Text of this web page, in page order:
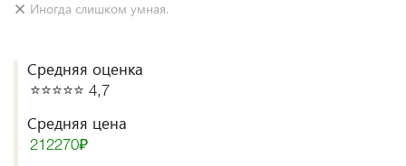
Иногда слишком умная.
Средняя оценка
⭐️⭐️⭐️⭐️⭐️ 4,7
Средняя цена
212270₽